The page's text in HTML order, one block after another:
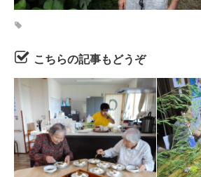
こちらの記事もどうぞ